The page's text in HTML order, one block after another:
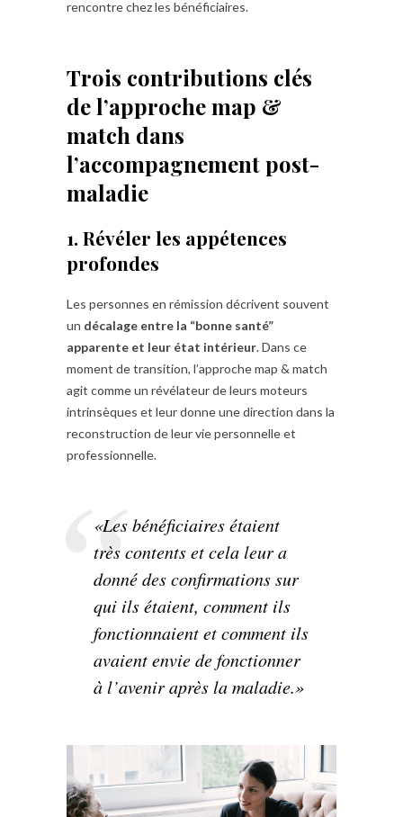
rencontre chez les bénéficiaires.
Trois contributions clés
de l’approche map &
match dans
l’accompagnement post-
maladie
1. Révéler les appétences
profondes
Les personnes en rémission décrivent souvent
un décalage entre la “bonne santé”
apparente et leur état intérieur. Dans ce
moment de transition, l’approche map & match
agit comme un révélateur de leurs moteurs
intrinsèques et leur donne une direction dans la
reconstruction de leur vie personnelle et
professionnelle.
«Les bénéficiaires étaient
très contents et cela leur a
donné des confirmations sur
qui ils étaient, comment ils
fonctionnaient et comment ils
avaient envie de fonctionner
à l’avenir après la maladie.»